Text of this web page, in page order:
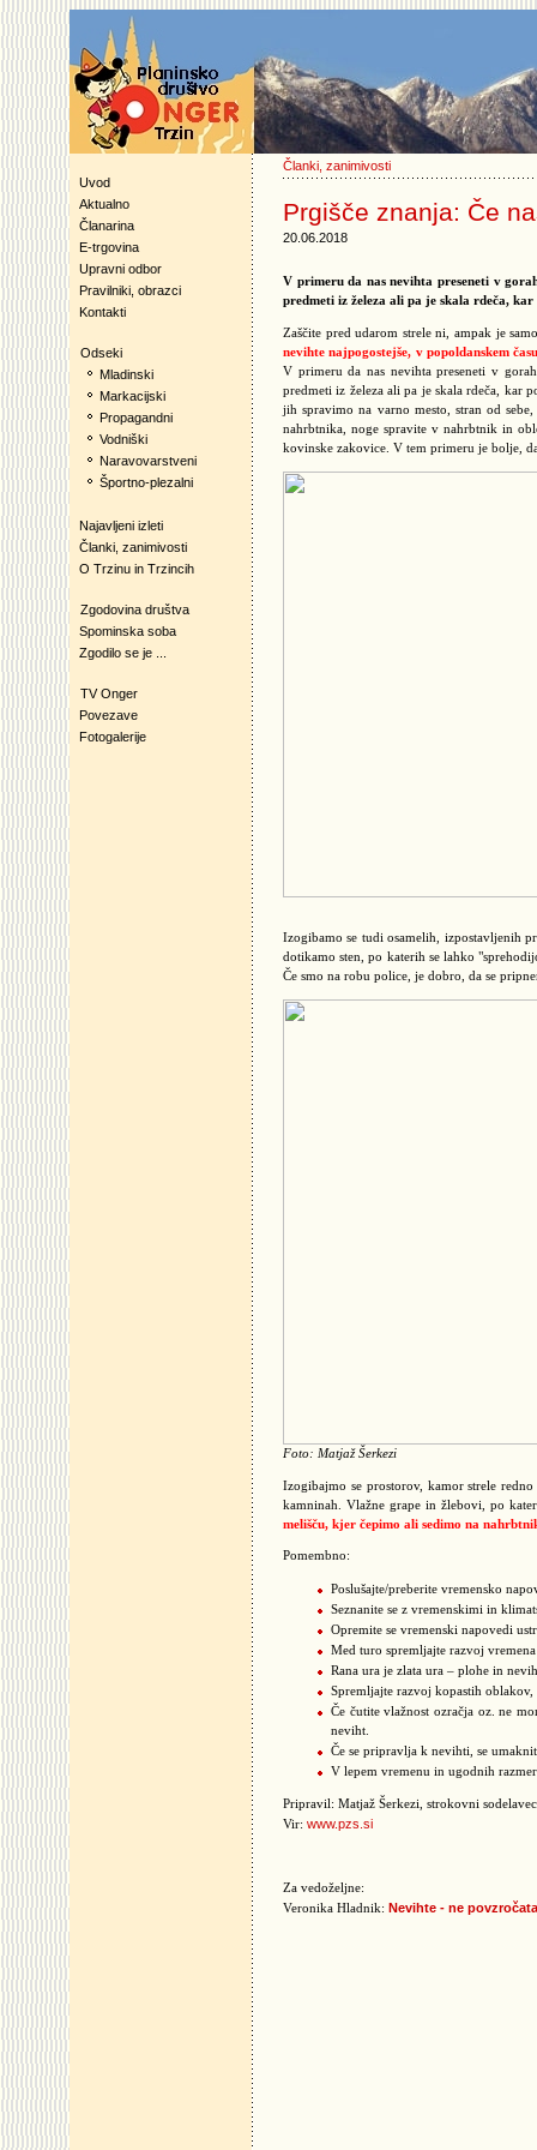
Uvod
Aktualno
Članarina
E-trgovina
Upravni odbor
Pravilniki, obrazci
Kontakti
Odseki
Mladinski
Markacijski
Propagandni
Vodniški
Naravovarstveni
Športno-plezalni
Najavljeni izleti
Članki, zanimivosti
O Trzinu in Trzincih
Zgodovina društva
Spominska soba
Zgodilo se je ...
TV Onger
Povezave
Fotogalerije
Članki, zanimivosti
Prgišče znanja: Če
20.06.2018
V primeru da nas nevihta preseneti v
predmeti iz železa ali pa je skala rdeča,
Zaščite pred udarom strele ni, ampak je
nevihte najpogostejše, v popoldanskem
V primeru da nas nevihta preseneti v
predmeti iz železa ali pa je skala rdeča, kar
jih spravimo na varno mesto, stran od
nahrbtnika, noge spravite v nahrbtnik in
kovinske zakovice. V tem primeru je bolje,
Izogibamo se tudi osamelih, izpostavljenih
dotikamo sten, po katerih se lahko
Če smo na robu police, je dobro, da se
Foto: Matjaž Šerkezi
Izogibajmo se prostorov, kamor strele
kamninah. Vlažne grape in žlebovi, po
melišču, kjer čepimo ali sedimo na
Pomembno:
Poslušajte/preberite vremensko
Seznanite se z vremenskimi in
Opremite se vremenski napovedi
Med turo spremljajte razvoj
Rana ura je zlata ura – plohe in
Spremljajte razvoj kopastih
Če čutite vlažnost ozračja oz. ne
neviht.
Če se pripravlja k nevihti, se
V lepem vremenu in ugodnih
Pripravil: Matjaž Šerkezi, strokovni
Vir: www.pzs.si
Za vedoželjne:
Veronika Hladnik: Nevihte - ne